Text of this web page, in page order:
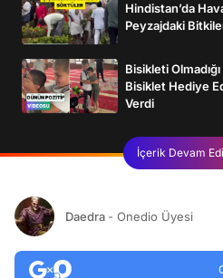
Hindistan’da
Peyzajdaki
Bisikleti
Bisiklet Hediye
Verdi
İçerik Devam
Daedra - Onedio Üyesi